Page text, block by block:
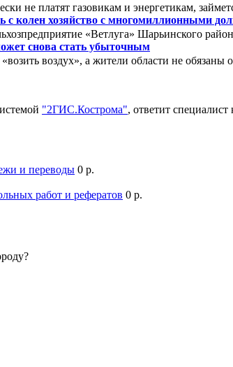
не платят газовикам и энергетикам,
колен хозяйство с многомиллионными
«Ветлуга» Шарьинского
снова стать убыточным
воздух», а жители области не
"2ГИС.Кострома", ответит
и переводы 0 р.
работ и рефератов 0 р.